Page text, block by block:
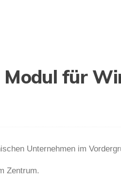
Modul für
Unternehmen im
Zentrum.